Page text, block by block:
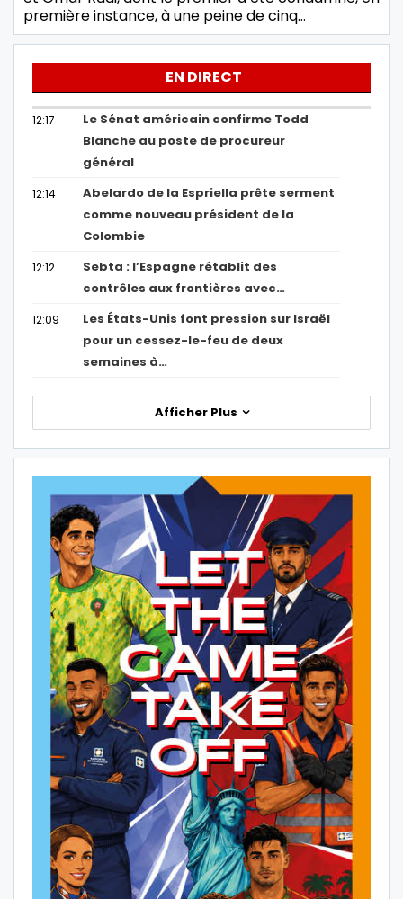
première instance, à une peine de cinq…
EN DIRECT
12:17
Le Sénat américain confirme Todd
Blanche au poste de procureur
général
12:14
Abelardo de la Espriella prête serment
comme nouveau président de la
Colombie
12:12
Sebta : l’Espagne rétablit des
contrôles aux frontières avec…
12:09
Les États-Unis font pression sur Israël
pour un cessez-le-feu de deux
semaines à…
Afficher Plus